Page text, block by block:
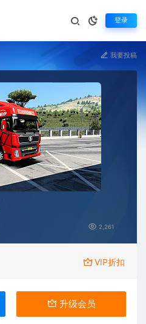
登录
我要投稿
2,261
VIP折扣
升级会员